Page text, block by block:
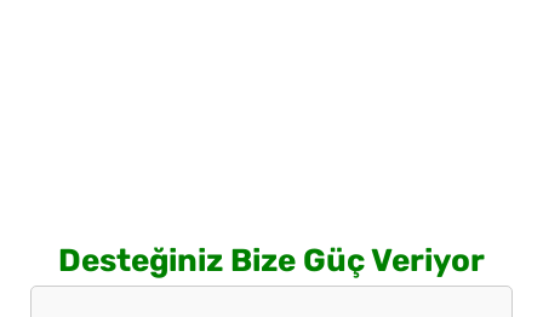
Desteğiniz Bize Güç Veriyor